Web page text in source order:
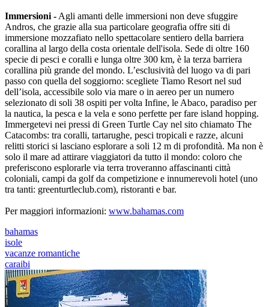
Immersioni - Agli amanti delle immersioni non deve sfuggire
Andros, che grazie alla sua particolare geografia offre siti di
immersione mozzafiato nello spettacolare sentiero della barriera
corallina al largo della costa orientale dell'isola. Sede di oltre 160
specie di pesci e coralli e lunga oltre 300 km, è la terza barriera
corallina più grande del mondo. L’esclusività del luogo va di pari
passo con quella del soggiorno: scegliete Tiamo Resort nel sud
dell’isola, accessibile solo via mare o in aereo per un numero
selezionato di soli 38 ospiti per volta Infine, le Abaco, paradiso per
la nautica, la pesca e la vela e sono perfette per fare island hopping.
Immergetevi nei pressi di Green Turtle Cay nel sito chiamato The
Catacombs: tra coralli, tartarughe, pesci tropicali e razze, alcuni
relitti storici si lasciano esplorare a soli 12 m di profondità. Ma non è
solo il mare ad attirare viaggiatori da tutto il mondo: coloro che
preferiscono esplorarle via terra troveranno affascinanti città
coloniali, campi da golf da competizione e innumerevoli hotel (uno
tra tanti: greenturtleclub.com), ristoranti e bar.
Per maggiori informazioni: www.bahamas.com
bahamas
isole
vacanze romantiche
caraibi